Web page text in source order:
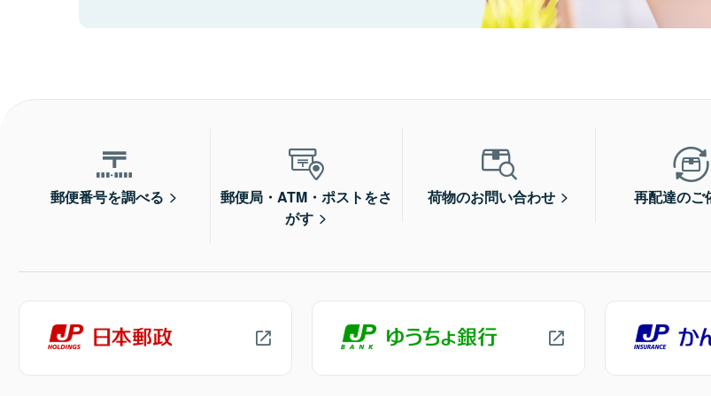
郵便番号を調べる
郵便局・ATM・ポストをさ
がす
荷物のお問い合わせ 再配達のご